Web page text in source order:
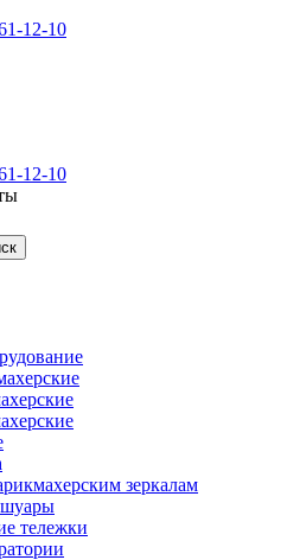
12-10
12-10
зеркалам
тележки